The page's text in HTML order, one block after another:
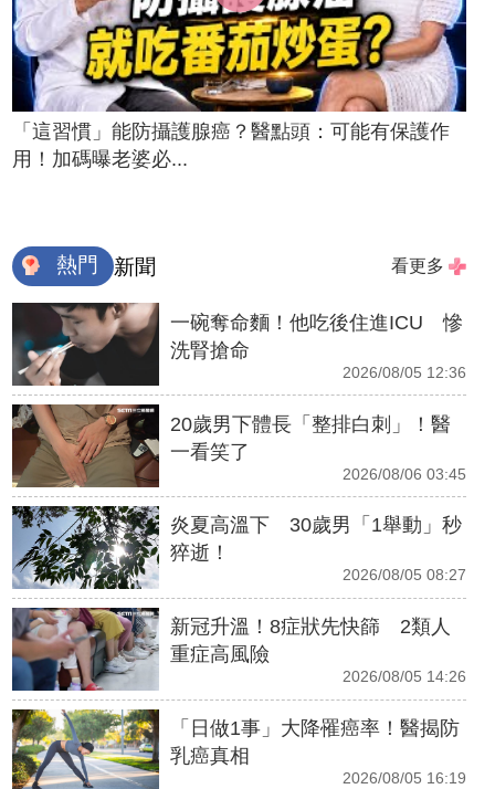
「這習慣」能防攝護腺癌？醫點頭：可能有保護作
用！加碼曝老婆必...
熱門 新聞 看更多
一碗奪命麵！他吃後住進ICU 慘
洗腎搶命
2026/08/05 12:36
20歲男下體長「整排白刺」！醫
一看笑了
2026/08/06 03:45
炎夏高溫下 30歲男「1舉動」秒
猝逝！
2026/08/05 08:27
新冠升溫！8症狀先快篩 2類人
重症高風險
2026/08/05 14:26
「日做1事」大降罹癌率！醫揭防
乳癌真相
2026/08/05 16:19